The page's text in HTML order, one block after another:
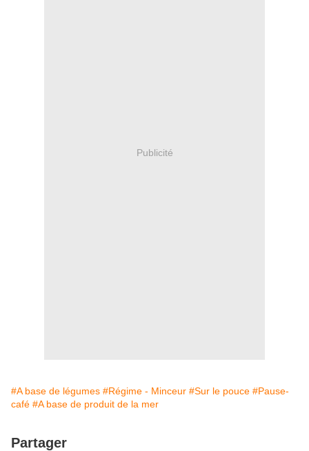
Publicité
#A base de légumes #Régime - Minceur #Sur le pouce #Pause-
café #A base de produit de la mer
Partager